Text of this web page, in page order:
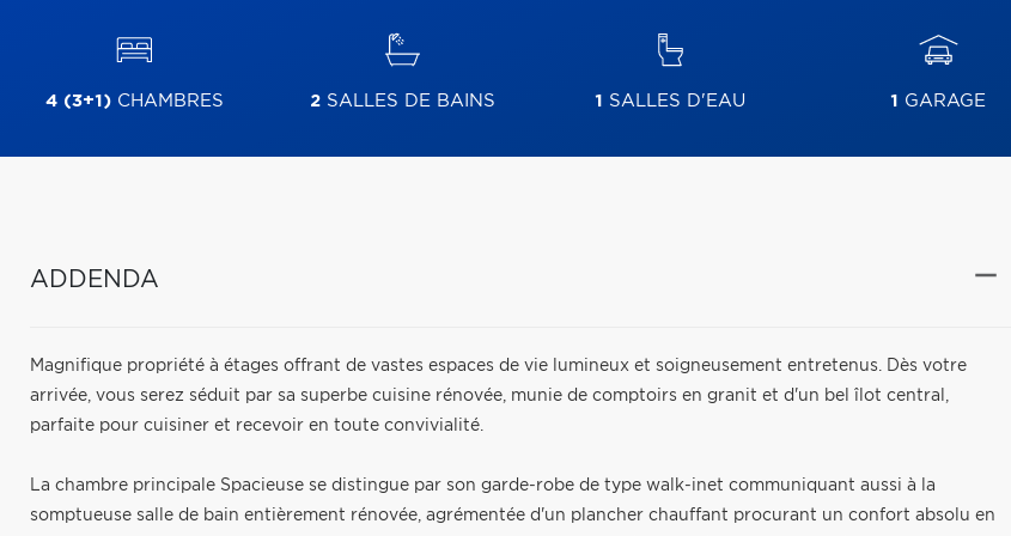
4 (3+1)CHAMBRES 2SALLES DE BAINS 1 SALLES D'EAU 1 GARAGE
ADDENDA
Magnifique propriété à étages offrant de vastes espaces de vie lumineux et soigneusement entretenus. Dès votre
arrivée, vous serez séduit par sa superbe cuisine rénovée, munie de comptoirs en granit et d'un bel îlot central,
parfaite pour cuisiner et recevoir en toute convivialité.
La chambre principale Spacieuse se distingue par son garde-robe de type walk-inet communiquant aussi à la
somptueuse salle de bain entièrement rénovée, agrémentée d'un plancher chauffant procurant un confort absolu en